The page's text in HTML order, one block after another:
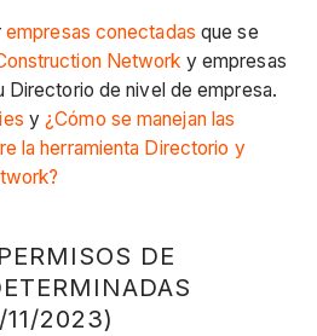
empresas conectadas que se
Network y empresas
Directorio de nivel de empresa.
y¿Cómo se manejan las
la herramienta Directorio y
DE
2023)